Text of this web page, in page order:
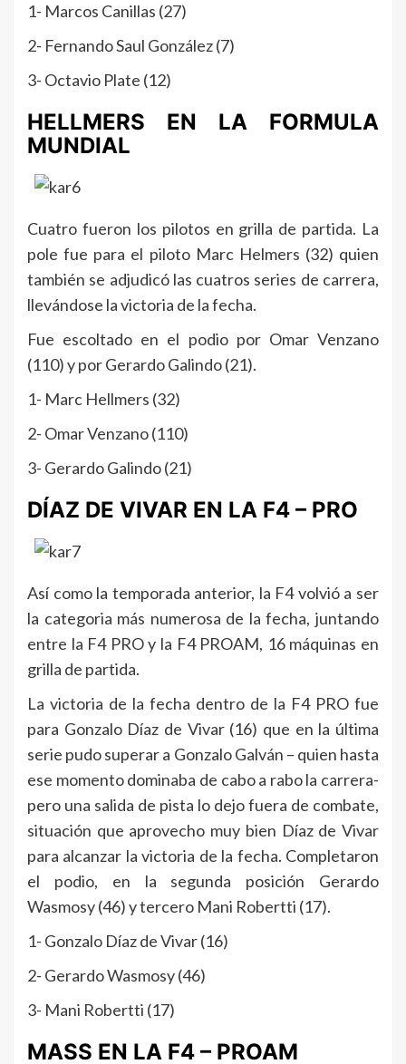
1- Marcos Canillas (27)
2- Fernando Saul González (7)
3- Octavio Plate (12)
HELLMERS EN LA FORMULA
MUNDIAL
Cuatro fueron los pilotos en grilla de partida. La
pole fue para el piloto Marc Helmers (32) quien
también se adjudicó las cuatros series de carrera,
llevándose la victoria de la fecha.
Fue escoltado en el podio por Omar Venzano
(110) y por Gerardo Galindo (21).
1- Marc Hellmers (32)
2- Omar Venzano (110)
3- Gerardo Galindo (21)
DÍAZ DE VIVAR EN LA F4 – PRO
Así como la temporada anterior, la F4 volvió a ser
la categoria más numerosa de la fecha, juntando
entre la F4 PRO y la F4 PROAM, 16 máquinas en
grilla de partida.
La victoria de la fecha dentro de la F4 PRO fue
para Gonzalo Díaz de Vivar (16) que en la última
serie pudo superar a Gonzalo Galván – quien hasta
ese momento dominaba de cabo a rabo la carrera-
pero una salida de pista lo dejo fuera de combate,
situación que aprovecho muy bien Díaz de Vivar
para alcanzar la victoria de la fecha. Completaron
el podio, en la segunda posición Gerardo
Wasmosy (46) y tercero Mani Robertti (17).
1- Gonzalo Díaz de Vivar (16)
2- Gerardo Wasmosy (46)
3- Mani Robertti (17)
MASS EN LA F4 – PROAM